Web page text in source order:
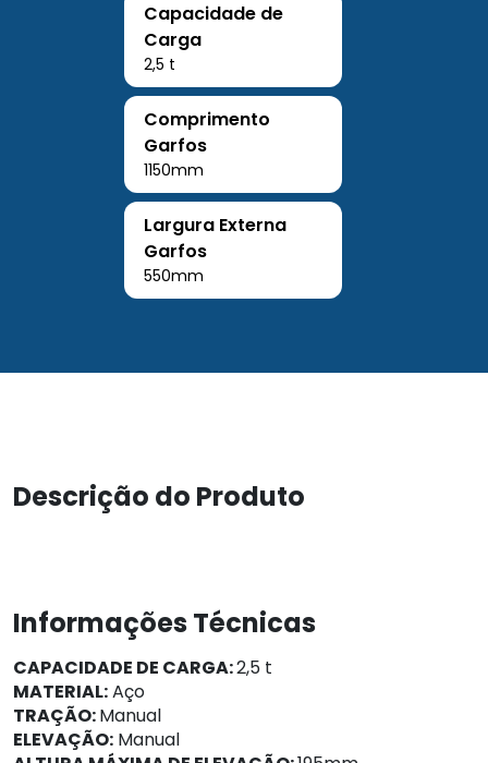
Capacidade de
Carga
2,5 t
Comprimento
Garfos
1150mm
Largura Externa
Garfos
550mm
Descrição do Produto
Informações Técnicas
CAPACIDADE DE CARGA:2,5 t
MATERIAL:Aço
TRAÇÃO:Manual
ELEVAÇÃO: Manual